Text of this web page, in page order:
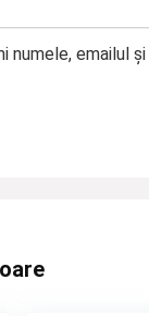
numele, emailul